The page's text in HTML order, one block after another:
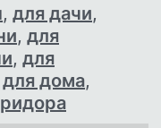
, для дачи,
, для
, для
для дома,